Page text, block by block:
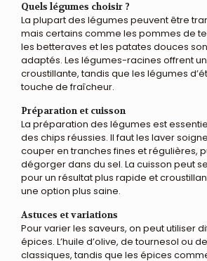
Quels légumes choisir ?
La plupart des légumes peuvent être
mais certains comme les pommes de
les betteraves et les patates douces
adaptés. Les légumes-racines offrent
croustillante, tandis que les légumes
touche de fraîcheur.
Préparation et cuisson
La préparation des légumes est
des chips réussies. Il faut les laver
couper en tranches fines et régulières,
dégorger dans du sel. La cuisson peut
pour un résultat plus rapide et
une option plus saine.
Astuces et variations
Pour varier les saveurs, on peut utiliser
épices. L’huile d’olive, de tournesol ou
classiques, tandis que les épices